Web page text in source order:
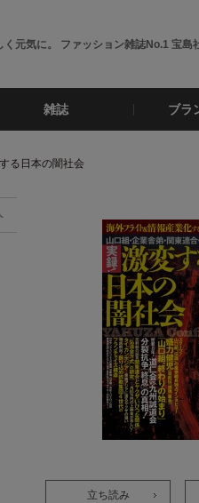
く元気に。 ファッション雑誌No.1 宝島
雑誌 ブラ
る日本の闇社会
立ち読み